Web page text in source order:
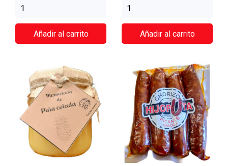
Añadir al carrito Añadir al carrito